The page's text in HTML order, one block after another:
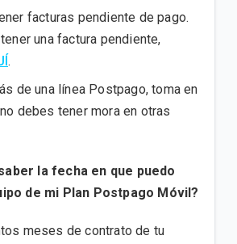
teléfono con mi plan, ¿qué debo
cargos de mi factura postpago
facturas pendiente de pago.
una factura pendiente,
.
de una línea Postpago, toma en
debes tener mora en otras
la fecha en que puedo
de mi Plan Postpago Móvil?
meses de contrato de tu